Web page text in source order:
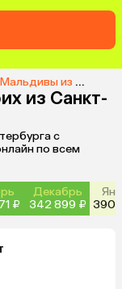
из Санкт-Петербурга
из Санкт-
с
по всем
₽
Декабрь
342 899 ₽ 390